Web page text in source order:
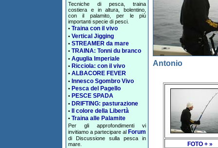
Tecniche di pesca, traina
costiera e in altura, bolentino,
con il palamito, per le più
importanti specie di pesci.
• Traina con il vivo
• Vertical Jigging
• STREAMER da mare
• TRAINA: Tonni du branco
• Aguglia Imperiale
• Ricciola: con il vivo
• ALBACORE FEVER
• Innesco Sgombro Vivo
• Pesca del Pagello
• PESCE SPADA
• DRIFTING: pasturazione
• Il colore della Libertà
• Traina alle Palamite
Per gli approfondimenti vi
invitiamo a partecipare al Forum
di Discussione sulla pesca in
mare.
Antonio
FOTO + »